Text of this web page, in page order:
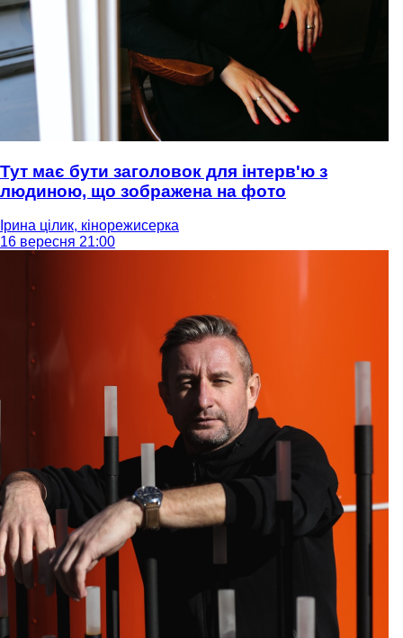
Тут має бути заголовок для інтерв'ю з
людиною, що зображена на фото
Ірина цілик, кінорежисерка
16 вересня 21:00